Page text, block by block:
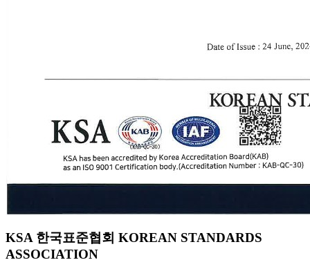
KSA 한국표준협회 KOREAN STANDARDS
ASSOCIATION